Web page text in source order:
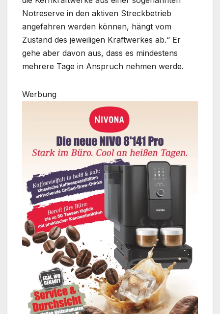
Notreserve in den aktiven Streckbetrieb
angefahren werden können, hängt vom
Zustand des jeweiligen Kraftwerkes ab.“ Er
gehe aber davon aus, dass es mindestens
mehrere Tage in Anspruch nehmen werde.
Werbung